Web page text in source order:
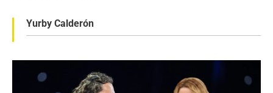
Yurby Calderón